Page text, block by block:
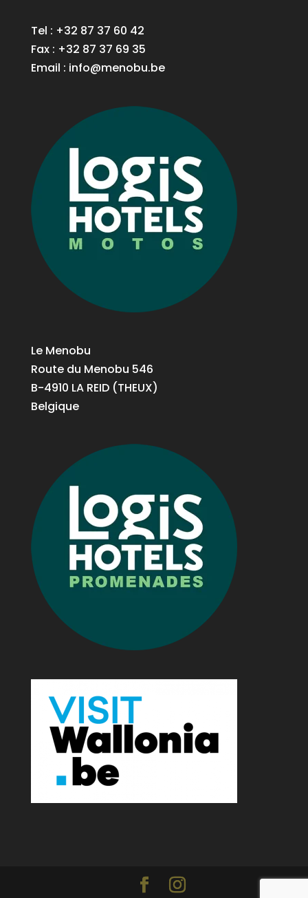
Tel : +32 87 37 60 42
Fax : +32 87 37 69 35
Email : info@menobu.be
Le Menobu
Route du Menobu 546
B-4910 LA REID (THEUX)
Belgique